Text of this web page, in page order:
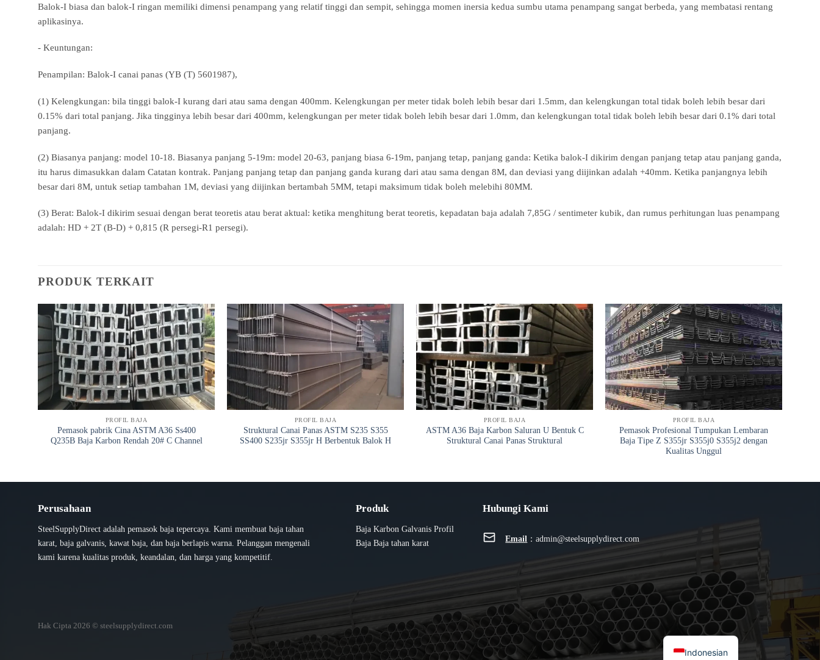
Balok-I biasa dan balok-I ringan memiliki dimensi penampang yang relatif tinggi dan sempit, sehingga momen inersia kedua sumbu utama penampang sangat berbeda, yang membatasi rentang
aplikasinya.
- Keuntungan:
Penampilan: Balok-I canai panas (YB (T) 5601987),
(1) Kelengkungan: bila tinggi balok-I kurang dari atau sama dengan 400mm. Kelengkungan per meter tidak boleh lebih besar dari 1.5mm, dan kelengkungan total tidak boleh lebih besar dari
0.15% dari total panjang. Jika tingginya lebih besar dari 400mm, kelengkungan per meter tidak boleh lebih besar dari 1.0mm, dan kelengkungan total tidak boleh lebih besar dari 0.1% dari total
panjang.
(2) Biasanya panjang: model 10-18. Biasanya panjang 5-19m: model 20-63, panjang biasa 6-19m, panjang tetap, panjang ganda: Ketika balok-I dikirim dengan panjang tetap atau panjang ganda,
itu harus dimasukkan dalam Catatan kontrak. Panjang panjang tetap dan panjang ganda kurang dari atau sama dengan 8M, dan deviasi yang diijinkan adalah +40mm. Ketika panjangnya lebih
besar dari 8M, untuk setiap tambahan 1M, deviasi yang diijinkan bertambah 5MM, tetapi maksimum tidak boleh melebihi 80MM.
(3) Berat: Balok-I dikirim sesuai dengan berat teoretis atau berat aktual: ketika menghitung berat teoretis, kepadatan baja adalah 7,85G / sentimeter kubik, dan rumus perhitungan luas penampang
adalah: HD + 2T (B-D) + 0,815 (R persegi-R1 persegi).
PRODUK TERKAIT
PROFIL BAJA
Pemasok pabrik Cina ASTM A36 Ss400
Q235B Baja Karbon Rendah 20# C Channel
PROFIL BAJA
Struktural Canai Panas ASTM S235 S355
SS400 S235jr S355jr H Berbentuk Balok H
PROFIL BAJA
ASTM A36 Baja Karbon Saluran U Bentuk C
Struktural Canai Panas Struktural
PROFIL BAJA
Pemasok Profesional Tumpukan Lembaran
Baja Tipe Z S355jr S355j0 S355j2 dengan
Kualitas Unggul
Perusahaan
SteelSupplyDirect adalah pemasok baja tepercaya. Kami membuat baja tahan
karat, baja galvanis, kawat baja, dan baja berlapis warna. Pelanggan mengenali
kami karena kualitas produk, keandalan, dan harga yang kompetitif.
Produk
Baja Karbon Galvanis Profil
Baja Baja tahan karat
Hubungi Kami
Email ：admin@steelsupplydirect.com
Hak Cipta 2026 © steelsupplydirect.com
Indonesian